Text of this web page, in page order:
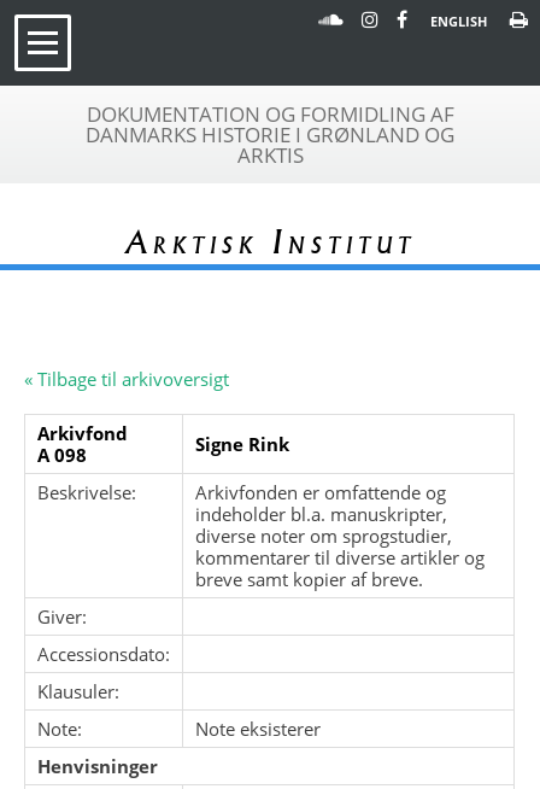
ENGLISH
DOKUMENTATION OG FORMIDLING AF
DANMARKS HISTORIE I GRØNLAND OG
ARKTIS
Arktisk Institut
« Tilbage til arkivoversigt
Arkivfond
A 098
Signe Rink
Beskrivelse:
Arkivfonden er omfattende og
indeholder bl.a. manuskripter,
diverse noter om sprogstudier,
kommentarer til diverse artikler og
breve samt kopier af breve.
Giver:
Accessionsdato:
Klausuler:
Note:
Note eksisterer
Henvisninger